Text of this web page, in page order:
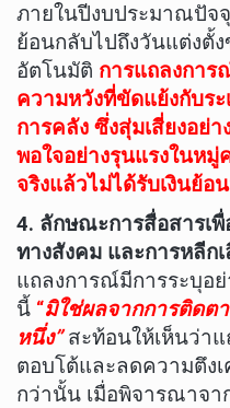
ภายในปีงบประมาณปัจ
ย้อนกลับไปถึงวันแต่งตั้
อัตโนมัติ การแถลงการ
ความหวังที่ขัดแย้งกับร
การคลัง ซึ่งสุ่มเสี่ยงอย่
พอใจอย่างรุนแรงในหมู่
จริงแล้วไม่ได้รับเงินย้อ
4. ลักษณะการสื่อสารเ
ทางสังคม และการหลีก
แถลงการณ์มีการระบุอย่
นี้ “มิใช่ผลจากการติดต
หนึ่ง”สะท้อนให้เห็นว่า
ตอบโต้และลดความตึง
กว่านั้น เมื่อพิจารณาจา